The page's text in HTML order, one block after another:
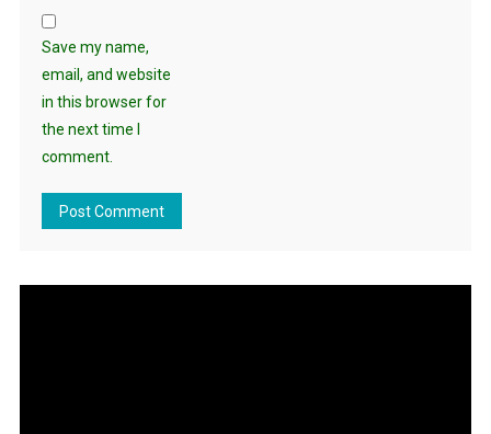
Save my name,
email, and website
in this browser for
the next time I
comment.